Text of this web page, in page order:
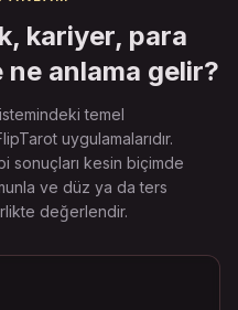
kariyer, para
anlama gelir?
temel
uygulamalarıdır.
sonuçları kesin biçimde
ve düz ya da ters
değerlendir.